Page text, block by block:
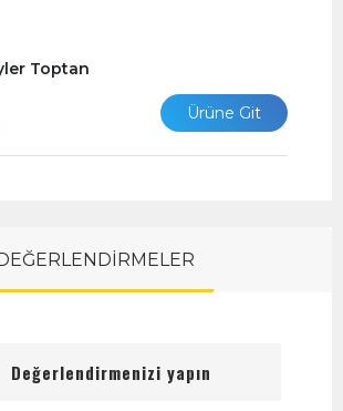
Toptan
Ürüne Git
Değerlendirmenizi yapın